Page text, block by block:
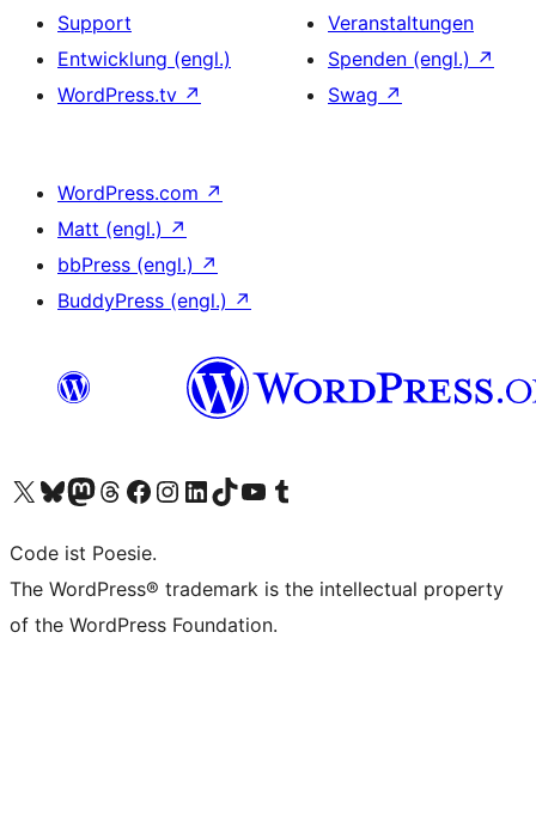
Support
Entwicklung (engl.)
WordPress.tv ↗
Veranstaltungen
Spenden (engl.) ↗
Swag ↗
WordPress.com ↗
Matt (engl.) ↗
bbPress (engl.) ↗
BuddyPress (engl.) ↗
Das X-Konto (früher Twitter) von WordPress.org besuchen
Das Bluesky-Konto von WordPress.org besuchen
Das Mastodon-Konto von WordPress.org besuchen
Das Threads-Konto von WordPress.org besuchen
Die Facebook-Seite von WordPress.org besuchen
Das Instagram-Konto von WordPress.org besuchen
Das LinkedIn-Konto von WordPress.org besuchen
Das TikTok-Konto von WordPress.org besuchen
Den YouTube-Kanal von WordPress.org besuchen
Das Tumblr-Konto von WordPress.org besuchen
Code ist Poesie.
The WordPress® trademark is the intellectual property
of the WordPress Foundation.